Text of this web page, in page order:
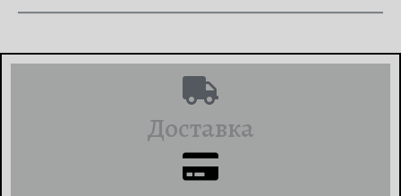
Доставка